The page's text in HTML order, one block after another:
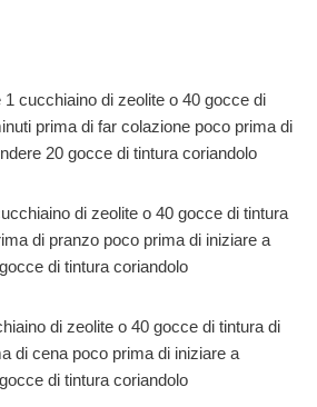
cucchiaino di zeolite o 40 gocce di
prima di far colazione poco prima di
20 gocce di tintura coriandolo
di zeolite o 40 gocce di tintura
di pranzo poco prima di iniziare a
di tintura coriandolo
di zeolite o 40 gocce di tintura di
di cena poco prima di iniziare a
di tintura coriandolo